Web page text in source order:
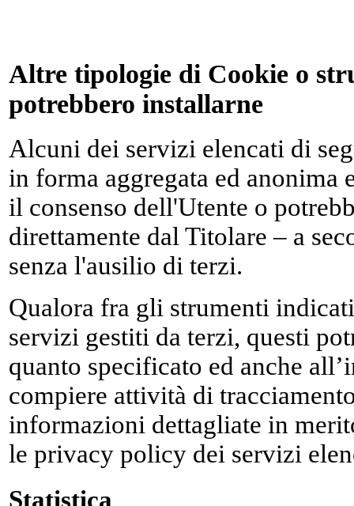
Altre tipologie di Cookie o
potrebbero installarne
Alcuni dei servizi elencati di
in forma aggregata ed anonima
il consenso dell'Utente o
direttamente dal Titolare – a
senza l'ausilio di terzi.
Qualora fra gli strumenti
servizi gestiti da terzi, questi
quanto specificato ed anche
compiere attività di
informazioni dettagliate in
le privacy policy dei servizi
Statistica